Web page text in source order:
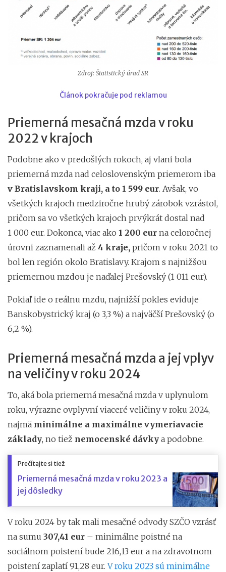
Zdroj: Štatistický úrad SR
Článok pokračuje pod reklamou
Priemerná mesačná mzda v roku
2022 v krajoch
Podobne ako v predošlých rokoch, aj vlani bola
priemerná mzda nad celoslovenským priemerom iba
v Bratislavskom kraji, a to 1 599 eur. Avšak, vo
všetkých krajoch medziročne hrubý zárobok vzrástol,
pričom sa vo všetkých krajoch prvýkrát dostal nad
1 000 eur. Dokonca, viac ako 1 200 eur na celoročnej
úrovni zaznamenali až 4 kraje, pričom v roku 2021 to
bol len región okolo Bratislavy. Krajom s najnižšou
priemernou mzdou je naďalej Prešovský (1 011 eur).
Pokiaľ ide o reálnu mzdu, najnižší pokles eviduje
Banskobystrický kraj (o 3,3 %) a najväčší Prešovský (o
6,2 %).
Priemerná mesačná mzda a jej vplyv
na veličiny v roku 2024
To, aká bola priemerná mesačná mzda v uplynulom
roku, výrazne ovplyvní viaceré veličiny v roku 2024,
najmä minimálne a maximálne vymeriavacie
základy, no tiež nemocenské dávky a podobne.
Prečítajte si tiež
Priemerná mesačná mzda v roku 2023 a
jej dôsledky
V roku 2024 by tak mali mesačné odvody SZČO vzrásť
na sumu 307,41 eur – minimálne poistné na
sociálnom poistení bude 216,13 eur a na zdravotnom
poistení zaplatí 91,28 eur.V roku 2023 sú minimálne